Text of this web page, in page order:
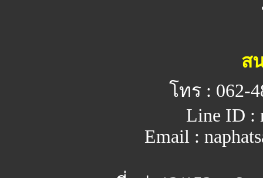
ส
โทร : 062-
Line ID :
Email :